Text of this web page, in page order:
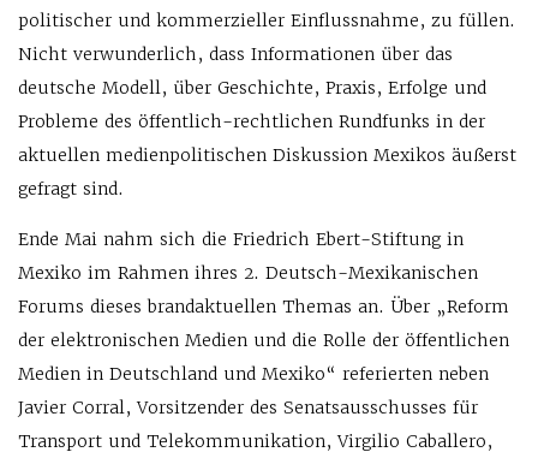
politischer und kommerzieller Einflussnahme, zu füllen.
Nicht verwunderlich, dass Informationen über das
deutsche Modell, über Geschichte, Praxis, Erfolge und
Probleme des öffentlich-rechtlichen Rundfunks in der
aktuellen medienpolitischen Diskussion Mexikos äußerst
gefragt sind.
Ende Mai nahm sich die Friedrich Ebert-Stiftung in
Mexiko im Rahmen ihres 2. Deutsch-Mexikanischen
Forums dieses brandaktuellen Themas an. Über „Reform
der elektronischen Medien und die Rolle der öffentlichen
Medien in Deutschland und Mexiko“ referierten neben
Javier Corral, Vorsitzender des Senatsausschusses für
Transport und Telekommunikation, Virgilio Caballero,